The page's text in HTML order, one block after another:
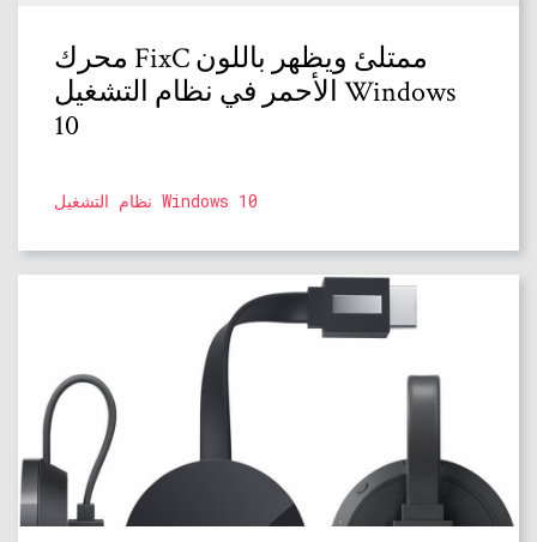
محرك FixC ممتلئ ويظهر باللون
الأحمر في نظام التشغيل Windows
10
نظام التشغيل Windows 10